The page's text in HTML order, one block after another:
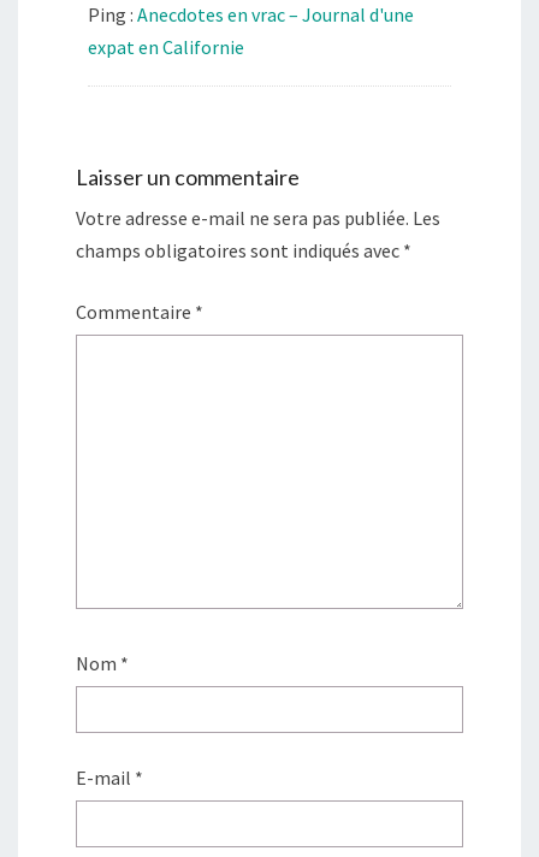
Ping : Anecdotes en vrac – Journal d'une
expat en Californie
Laisser un commentaire
Votre adresse e-mail ne sera pas publiée. Les
champs obligatoires sont indiqués avec *
Commentaire *
Nom *
E-mail *